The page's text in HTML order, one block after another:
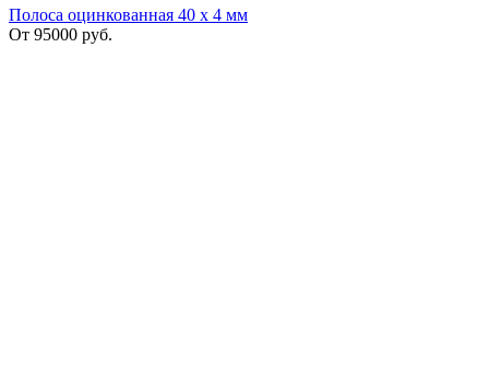
Полоса оцинкованная 40 х 4 мм
От 95000 руб.